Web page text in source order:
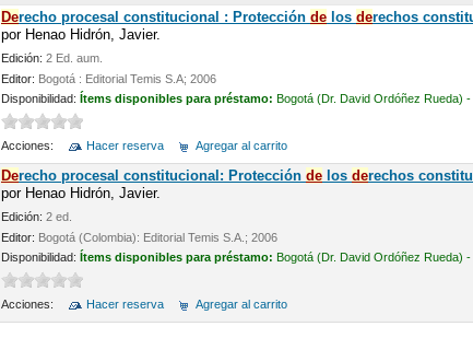
Derecho procesal constitucional : Protección delos derechos
por Henao Hidrón, Javier.
Edición: 2 Ed. aum.
Editor: Bogotá : Editorial Temis S.A; 2006
Disponibilidad: Ítems disponibles para préstamo: Bogotá (Dr. David Ordóñez Rueda)
Acciones: Hacer reserva Agregar al carrito
Derecho procesal constitucional: Protección delos derechos
por Henao Hidrón, Javier.
Edición: 2 ed.
Editor: Bogotá (Colombia): Editorial Temis S.A.; 2006
Disponibilidad: Ítems disponibles para préstamo: Bogotá (Dr. David Ordóñez Rueda)
Acciones: Hacer reserva Agregar al carrito